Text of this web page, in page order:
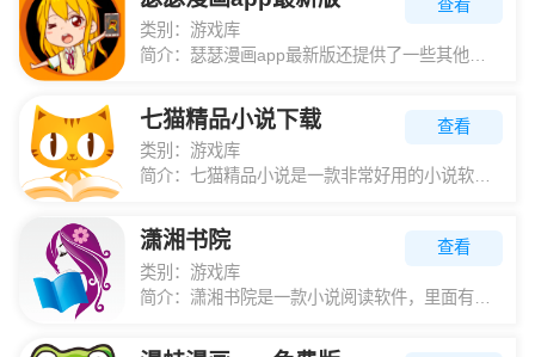
类别： 游戏库
简介： 瑟瑟漫画app最新版还提供了一些其他的服务，让用户可以随时了解到最新的漫画动态。用户可以通过关键词快速找到他们想要的漫画；它还提供了一个社区，用户可以在这里和其他的漫画爱好者交流心得，分享自己喜欢的作
查看
七猫精品小说下载
类别： 游戏库
简介： 七猫精品小说是一款非常好用的小说软件，这里有超级多的小说可以任你阅读，各种各样的类型轻松下载！你要的大神这里都有，免费正版阅读！感兴趣的小伙伴赶紧来下载吧！七猫精品小说信息它是拥有海量小说与图书的绍手
查看
潇湘书院
类别： 游戏库
简介： 潇湘书院是一款小说阅读软件，里面有针对女性的专业原创阅读还有小说种类多样，各个排行榜分类明确，你想要的这里都有，总有一款适合你，还有针对女性的专业原创阅读网站，拥有逾 2 万名签约作者在线创作，二十万
查看